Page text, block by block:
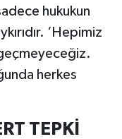
hukukun
‘Hepimiz
herkes
TEPKİ